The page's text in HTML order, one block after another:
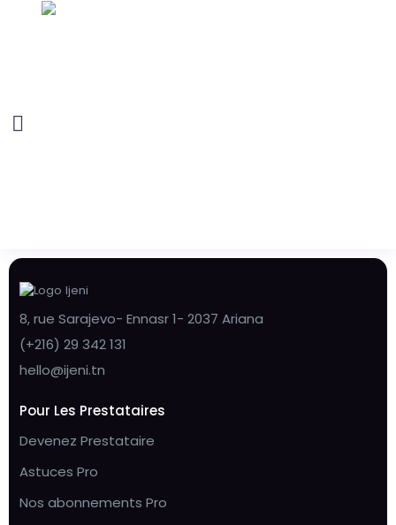
8, rue Sarajevo- Ennasr 1- 2037 Ariana
(+216) 29 342 131
hello@ijeni.tn
Pour Les Prestataires
Devenez Prestataire
Astuces Pro
Nos abonnements Pro